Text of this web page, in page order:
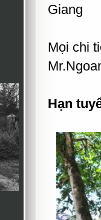
Giang
Mọi chi
Hạn